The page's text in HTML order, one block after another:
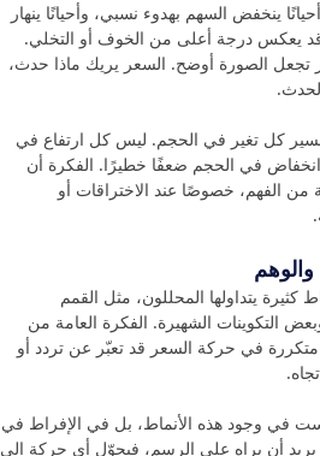
ينخفض السهم بهدوء نسبي، وأحيانًا ينهار
يعكس درجة أعلى من الخوف أو التخلي.
تجعل الصورة أوضح. السعر يريك ماذا حدث،
كل تغير في الحجم. ليس كل ارتفاع في
في الحجم ضعفًا خطيرًا. الفكرة أن
الفهم، خصوصًا عند الاختراقات أو
والوهم
كثيرة يتداولها المحللون، مثل القمم
التكوينات الشهيرة. الفكرة العامة من
في حركة السعر قد تعبّر عن تردد أو
في وجود هذه الأنماط، بل في الإفراط في
يريد أن يراه على الرسم، فيحوّل أي حركة إلى